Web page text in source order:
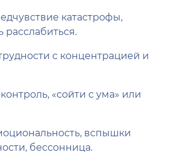
катастрофы,
с концентрацией и
«сойти с ума» или
вспышки
бессонница.